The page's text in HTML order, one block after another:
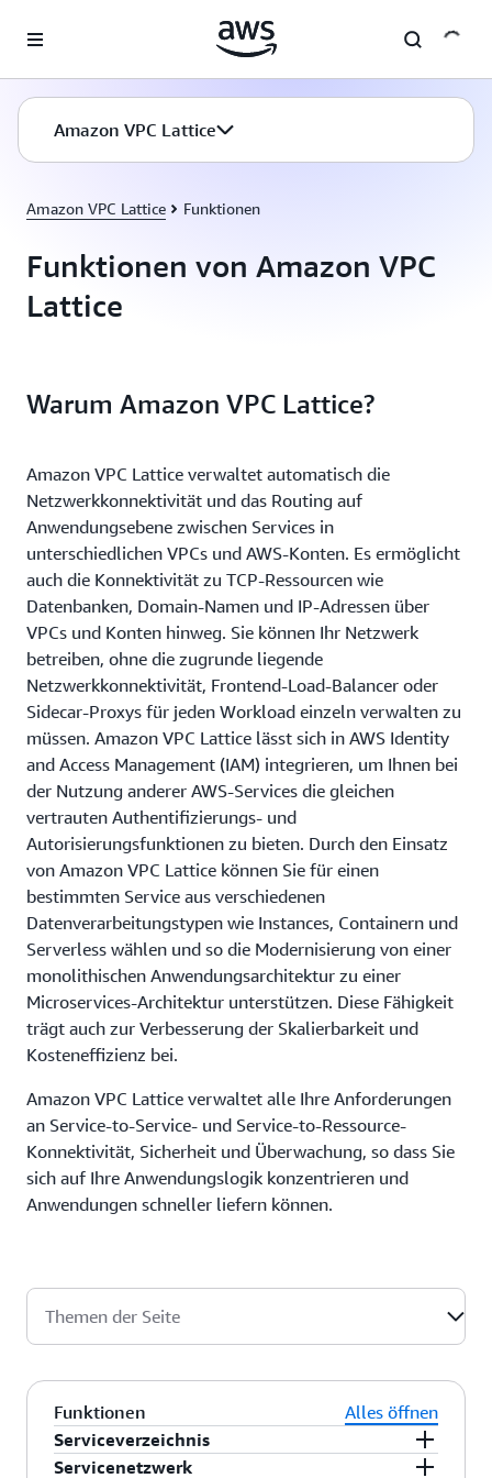
Überspringen zum Hauptinhalt
Amazon VPC Lattice
Amazon VPC Lattice Funktionen
Funktionen von Amazon VPC
Lattice
Warum Amazon VPC Lattice?
Amazon VPC Lattice verwaltet automatisch die
Netzwerkkonnektivität und das Routing auf
Anwendungsebene zwischen Services in
unterschiedlichen VPCs und AWS-Konten. Es ermöglicht
auch die Konnektivität zu TCP-Ressourcen wie
Datenbanken, Domain-Namen und IP-Adressen über
VPCs und Konten hinweg. Sie können Ihr Netzwerk
betreiben, ohne die zugrunde liegende
Netzwerkkonnektivität, Frontend-Load-Balancer oder
Sidecar-Proxys für jeden Workload einzeln verwalten zu
müssen. Amazon VPC Lattice lässt sich in AWS Identity
and Access Management (IAM) integrieren, um Ihnen bei
der Nutzung anderer AWS-Services die gleichen
vertrauten Authentifizierungs- und
Autorisierungsfunktionen zu bieten. Durch den Einsatz
von Amazon VPC Lattice können Sie für einen
bestimmten Service aus verschiedenen
Datenverarbeitungstypen wie Instances, Containern und
Serverless wählen und so die Modernisierung von einer
monolithischen Anwendungsarchitektur zu einer
Microservices-Architektur unterstützen. Diese Fähigkeit
trägt auch zur Verbesserung der Skalierbarkeit und
Kosteneffizienz bei.
Amazon VPC Lattice verwaltet alle Ihre Anforderungen
an Service-to-Service- und Service-to-Ressource-
Konnektivität, Sicherheit und Überwachung, so dass Sie
sich auf Ihre Anwendungslogik konzentrieren und
Anwendungen schneller liefern können.
Themen der Seite
Funktionen
Alles öffnen
Serviceverzeichnis
Amazon VPC Lattice stellt ein Serviceverzeichnis
Servicenetzwerk